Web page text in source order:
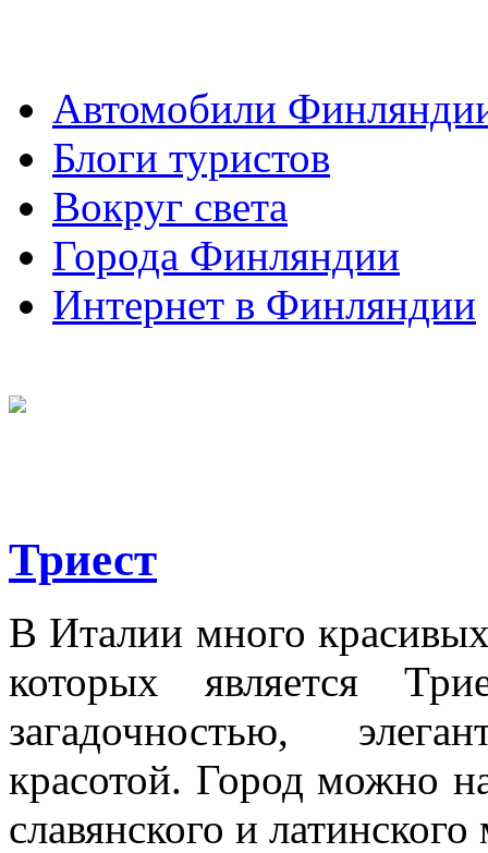
Автомобили
Блоги туристов
Вокруг света
Города Финляндии
Интернет в Финляндии
Триест
В Италии много
которых является
загадочностью,
красотой. Город можно
славянского и